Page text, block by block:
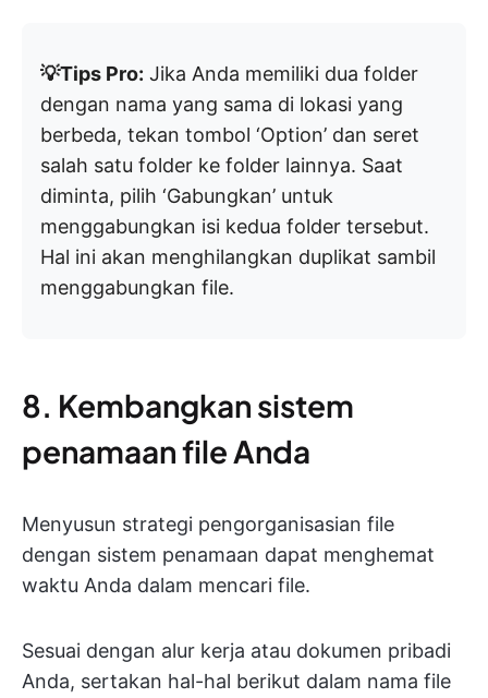
💡Tips Pro: Jika Anda memiliki dua folder
dengan nama yang sama di lokasi yang
berbeda, tekan tombol ‘Option’ dan seret
salah satu folder ke folder lainnya. Saat
diminta, pilih ‘Gabungkan’ untuk
menggabungkan isi kedua folder tersebut.
Hal ini akan menghilangkan duplikat sambil
menggabungkan file.
8. Kembangkan sistem
penamaan file Anda
Menyusun strategi pengorganisasian file
dengan sistem penamaan dapat menghemat
waktu Anda dalam mencari file.
Sesuai dengan alur kerja atau dokumen pribadi
Anda, sertakan hal-hal berikut dalam nama file